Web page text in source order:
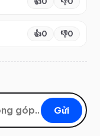
👍0 👎0
Gửi